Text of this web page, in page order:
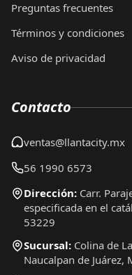
Preguntas frecuentes
Términos y condiciones
Aviso de privacidad
Contacto
ventas@llantacity.mx
56 1990 6573
Dirección: Carr.
especificada en el
53229
Sucursal: Colina de
Naucalpan de Juárez,